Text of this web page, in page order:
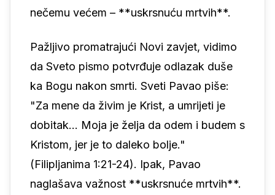
nečemu većem – **uskrsnuću mrtvih**.
Pažljivo promatrajući Novi zavjet, vidimo
da Sveto pismo potvrđuje odlazak duše
ka Bogu nakon smrti. Sveti Pavao piše:
"Za mene da živim je Krist, a umrijeti je
dobitak… Moja je želja da odem i budem s
Kristom, jer je to daleko bolje."
(Filipljanima 1:21-24). Ipak, Pavao
naglašava važnost **uskrsnuće mrtvih**.